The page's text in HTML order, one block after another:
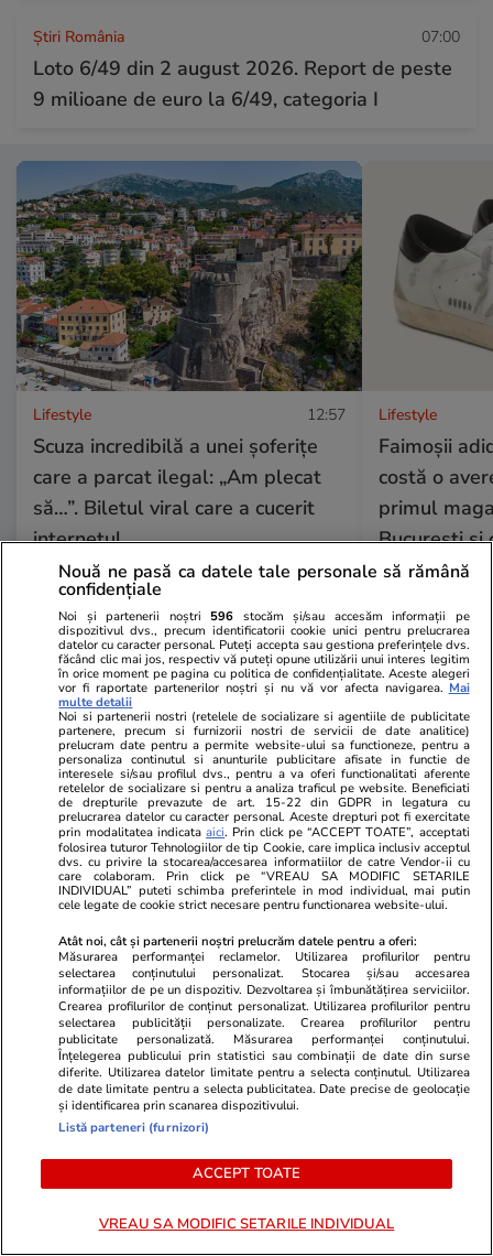
Știri România 07:00
Loto 6/49 din 2 august 2026. Report de peste
9 milioane de euro la 6/49, categoria I
Lifestyle 12:57
Scuza incredibilă a unei șoferițe
care a parcat ilegal: „Am plecat
să…”. Biletul viral care a cucerit
internetul
Lifestyle
Faimoșii
costă o
primul
București și
Lifestyle 01 aug.
Cum se face cafeaua la presa
franceză – cum funcționează și
care sunt avantajele
Lifestyle 15 iul.
Combinaţii răcoritoare de apă
cu fructe şi plante aromatice
pentru vară
Lifestyle
Cum coci vinetele la bloc, fără
să umpli casa de fum
Nouă ne pasă ca datele tale personale să rămână
confidențiale
Noi și partenerii noștri 596 stocăm și/sau accesăm informații pe
dispozitivul dvs., precum identificatorii cookie unici pentru prelucrarea
datelor cu caracter personal. Puteți accepta sau gestiona preferințele dvs.
făcând clic mai jos, respectiv vă puteți opune utilizării unui interes legitim
în orice moment pe pagina cu politica de confidențialitate. Aceste alegeri
vor fi raportate partenerilor noștri și nu vă vor afecta navigarea. Mai
multe detalii
Noi si partenerii nostri (retelele de socializare si agentiile de publicitate
partenere, precum si furnizorii nostri de servicii de date analitice)
prelucram date pentru a permite website-ului sa functioneze, pentru a
personaliza continutul si anunturile publicitare afisate in functie de
interesele si/sau profilul dvs., pentru a va oferi functionalitati aferente
retelelor de socializare si pentru a analiza traficul pe website. Beneficiati
de drepturile prevazute de art. 15-22 din GDPR in legatura cu
prelucrarea datelor cu caracter personal. Aceste drepturi pot fi exercitate
prin modalitatea indicataaici. Prin click pe “ACCEPT TOATE”, acceptati
folosirea tuturor Tehnologiilor de tip Cookie, care implica inclusiv acceptul
dvs. cu privire la stocarea/accesarea informatiilor de catre Vendor-ii cu
care colaboram. Prin click pe “VREAU SA MODIFIC SETARILE
INDIVIDUAL” puteti schimba preferintele in mod individual, mai putin
cele legate de cookie strict necesare pentru functionarea website-ului.
Atât noi, cât și partenerii noștri prelucrăm datele pentru a oferi:
Măsurarea performanței reclamelor. Utilizarea profilurilor pentru
selectarea conținutului personalizat. Stocarea și/sau accesarea
informațiilor de pe un dispozitiv. Dezvoltarea și îmbunătățirea serviciilor.
Crearea profilurilor de conținut personalizat. Utilizarea profilurilor pentru
selectarea publicității personalizate. Crearea profilurilor pentru
publicitate personalizată. Măsurarea performanței conținutului.
Înțelegerea publicului prin statistici sau combinații de date din surse
diferite. Utilizarea datelor limitate pentru a selecta conținutul. Utilizarea
de date limitate pentru a selecta publicitatea. Date precise de geolocație
și identificarea prin scanarea dispozitivului.
Listă parteneri (furnizori)
ACCEPT TOATE
VREAU SA MODIFIC SETARILE INDIVIDUAL